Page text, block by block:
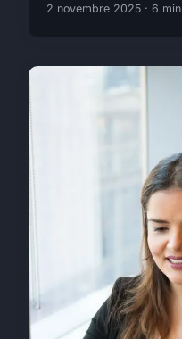
2 novembre 2025 · 6 min